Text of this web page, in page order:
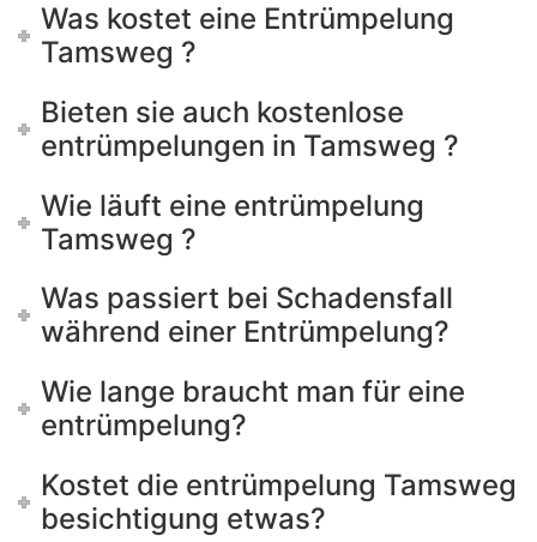
Was kostet eine Entrümpelung
Tamsweg ?
Bieten sie auch kostenlose
entrümpelungen in Tamsweg ?
Wie läuft eine entrümpelung
Tamsweg ?
Was passiert bei Schadensfall
während einer Entrümpelung?
Wie lange braucht man für eine
entrümpelung?
Kostet die entrümpelung Tamsweg
besichtigung etwas?